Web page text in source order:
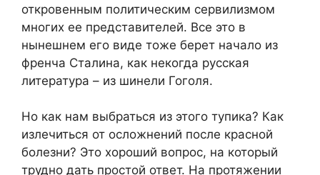
откровенным политическим сервилизмом
многих ее представителей. Все это в
нынешнем его виде тоже берет начало из
френча Сталина, как некогда русская
литература – из шинели Гоголя.
Но как нам выбраться из этого тупика? Как
излечиться от осложнений после красной
болезни? Это хороший вопрос, на который
трудно дать простой ответ. На протяжении